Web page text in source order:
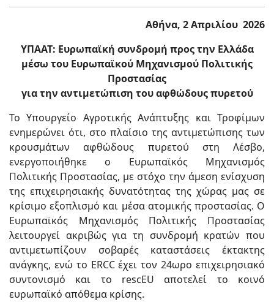
Αθήνα, 2 Απριλίου 2026
ΥΠΑΑΤ: Ευρωπαϊκή συνδρομή προς την Ελλάδα
μέσω του Ευρωπαϊκού Μηχανισμού Πολιτικής
Προστασίας
για την αντιμετώπιση του αφθώδους πυρετού
Το Υπουργείο Αγροτικής Ανάπτυξης και Τροφίμων
ενημερώνει ότι, στο πλαίσιο της αντιμετώπισης των
κρουσμάτων αφθώδους πυρετού στη Λέσβο,
ενεργοποιήθηκε ο Ευρωπαϊκός Μηχανισμός
Πολιτικής Προστασίας, με στόχο την άμεση ενίσχυση
της επιχειρησιακής δυνατότητας της χώρας μας σε
κρίσιμο εξοπλισμό και μέσα ατομικής προστασίας. Ο
Ευρωπαϊκός Μηχανισμός Πολιτικής Προστασίας
λειτουργεί ακριβώς για τη συνδρομή κρατών που
αντιμετωπίζουν σοβαρές καταστάσεις έκτακτης
ανάγκης, ενώ το ERCC έχει τον 24ωρο επιχειρησιακό
συντονισμό και το rescEU αποτελεί το κοινό
ευρωπαϊκό απόθεμα κρίσης.